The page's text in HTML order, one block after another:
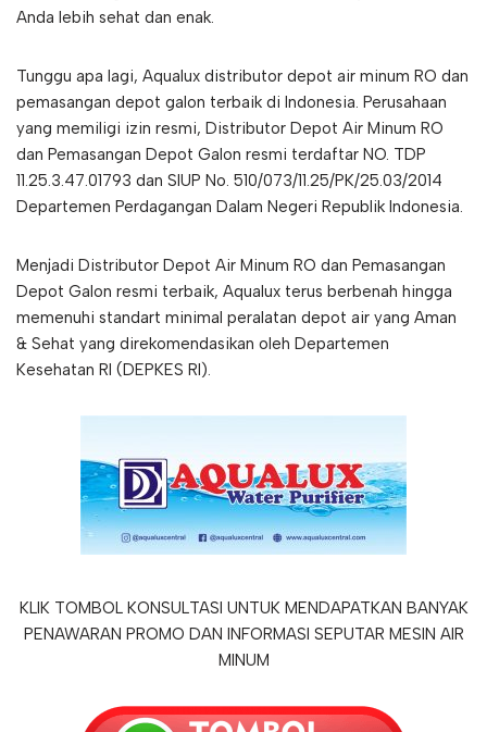
Anda lebih sehat dan enak.
Tunggu apa lagi, Aqualux distributor depot air minum RO dan
pemasangan depot galon terbaik di Indonesia. Perusahaan
yang memiligi izin resmi, Distributor Depot Air Minum RO
dan Pemasangan Depot Galon resmi terdaftar NO. TDP
11.25.3.47.01793 dan SIUP No. 510/073/11.25/PK/25.03/2014
Departemen Perdagangan Dalam Negeri Republik Indonesia.
Menjadi Distributor Depot Air Minum RO dan Pemasangan
Depot Galon resmi terbaik, Aqualux terus berbenah hingga
memenuhi standart minimal peralatan depot air yang Aman
& Sehat yang direkomendasikan oleh Departemen
Kesehatan RI (DEPKES RI).
KLIK TOMBOL KONSULTASI UNTUK MENDAPATKAN BANYAK
PENAWARAN PROMO DAN INFORMASI SEPUTAR MESIN AIR
MINUM